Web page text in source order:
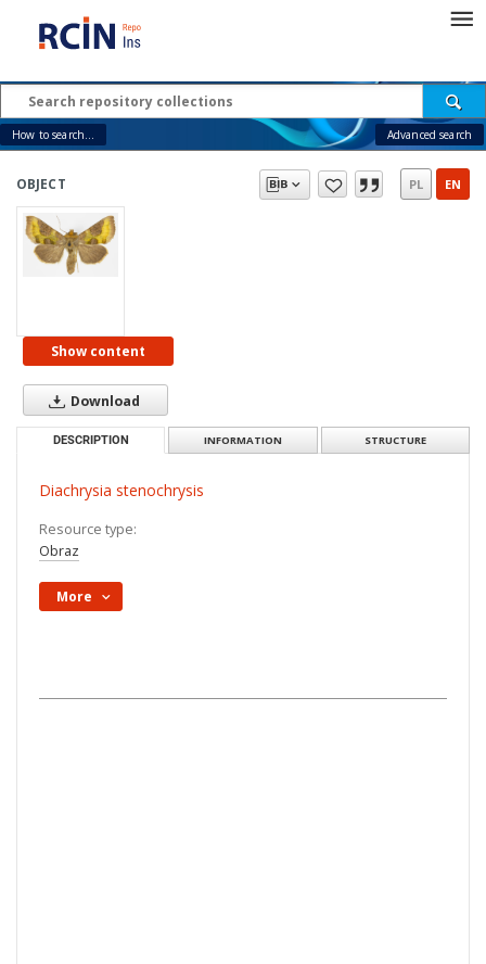
How to search... Advanced search
OBJECT PL EN
Show content
Download
DESCRIPTION INFORMATION STRUCTURE
Diachrysia stenochrysis
Resource type:
Obraz
More